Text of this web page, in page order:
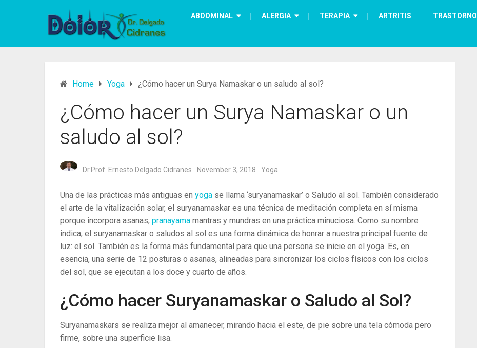
ABDOMINAL ALERGIA TERAPIA ARTRITIS TRASTORNO
Home Yoga ¿Cómo hacer un Surya Namaskar o un saludo al sol?
¿Cómo hacer un Surya Namaskar o un
saludo al sol?
Dr.Prof. Ernesto Delgado Cidranes November 3, 2018 Yoga
Una de las prácticas más antiguas en yoga se llama ‘suryanamaskar’ o Saludo al sol. También considerado
el arte de la vitalización solar, el suryanamaskar es una técnica de meditación completa en sí misma
porque incorpora asanas, pranayama mantras y mundras en una práctica minuciosa. Como su nombre
indica, el suryanamaskar o saludos al sol es una forma dinámica de honrar a nuestra principal fuente de
luz: el sol. También es la forma más fundamental para que una persona se inicie en el yoga. Es, en
esencia, una serie de 12 posturas o asanas, alineadas para sincronizar los ciclos físicos con los ciclos
del sol, que se ejecutan a los doce y cuarto de años.
¿Cómo hacer Suryanamaskar o Saludo al Sol?
Suryanamaskars se realiza mejor al amanecer, mirando hacia el este, de pie sobre una tela cómoda pero
firme, sobre una superficie lisa.